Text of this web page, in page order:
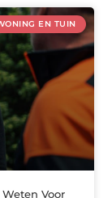
EN TUIN
Voor